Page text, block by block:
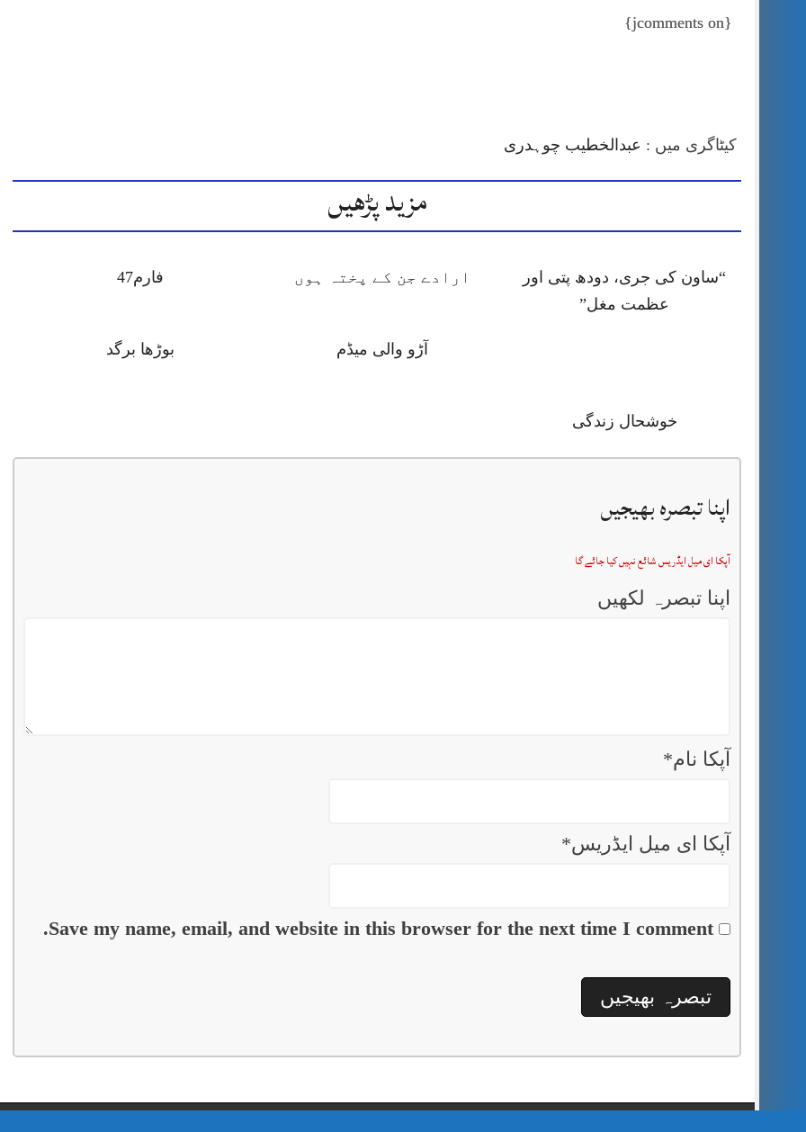
{jcomments on}
کیٹاگری میں : عبدالخطیب چوہدری
مزید پڑھیں
“ساون کی جری، دودھ پتی اور
عظمت مغل”
ارادے جن کے پختہ ہوں فارم47
آڑو والی میڈم بوڑھا برگد
خوشحال زندگی
اپنا تبصرہ بھیجیں
آپکا ای میل ایڈریس شائع نہیں کیا جائے گا
اپنا تبصرہ لکھیں
آپکا نام*
آپکا ای میل ایڈریس*
Save my name, email, and website in this browser for the next time I comment.